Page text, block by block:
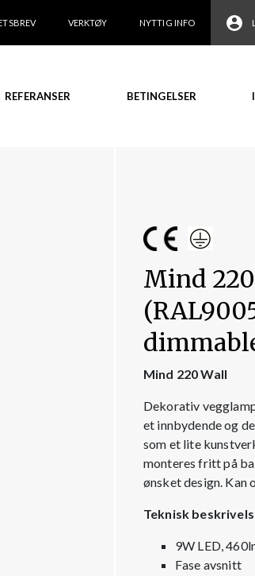
VERKTØY NYTTIG INFO
REFERANSER BETINGELSER
Mind
Mind 220 Wall
Dekorativ
et innbydende og
som et lite
monteres fritt på
ønsket design. Kan
Teknisk
9W LED,
Fase avsnitt